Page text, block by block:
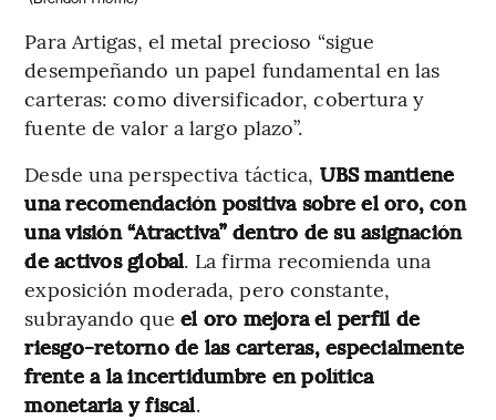
Para Artigas, el metal precioso “sigue
desempeñando un papel fundamental en las
carteras: como diversificador, cobertura y
fuente de valor a largo plazo”.
Desde una perspectiva táctica, UBS mantiene
una recomendación positiva sobre el oro, con
una visión “Atractiva” dentro de su asignación
de activos global. La firma recomienda una
exposición moderada, pero constante,
subrayando que el oro mejora el perfil de
riesgo-retorno de las carteras, especialmente
frente a la incertidumbre en política
monetaria y fiscal.